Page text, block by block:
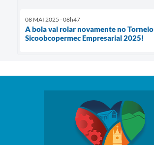
08 MAI 2025 - 08h47
A bola vai rolar novamente no Torneio
Sicoobcopermec Empresarial 2025!